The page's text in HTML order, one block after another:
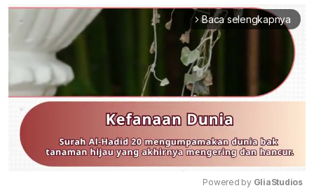
arrow_forward_ios Baca selengkapnya
Powered by GliaStudios